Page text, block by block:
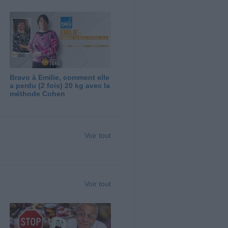
Bravo à Emilie, comment elle
a perdu (2 fois) 20 kg avec la
méthode Cohen
Voir tout
Voir tout